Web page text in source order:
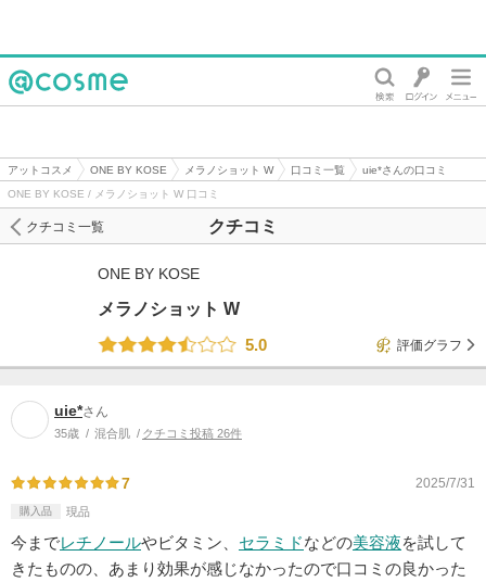
アットコスメ ONE BY KOSE メラノショット W 口コミ一覧
uie*さんの口コミ
ONE BY KOSE / メラノショット W 口コミ
クチコミ
クチコミ一覧
ONE BY KOSE
メラノショット W
5.0
評価グラフ
uie*さん
35歳 混合肌 クチコミ投稿 26件
7 2025/7/31
購入品 現品
今までレチノールやビタミン、 セラミドなどの美容液を試して
きたものの、あまり効果が感じなかったので口コミの良かった